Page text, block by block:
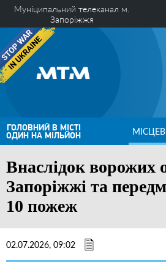
Муніципальний телеканал м.
Запоріжжя
ГОЛОВНИЙ В МІСТІ
ОДИН НА МІЛЬЙОН
Внаслідок ворожих
Запоріжжі та
10 пожеж
02.07.2026, 09:02